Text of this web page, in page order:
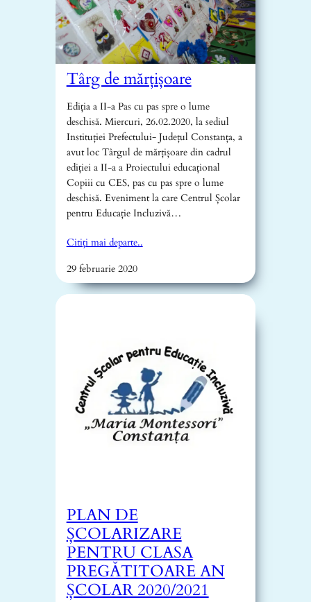
Târg de mărțișoare
Ediția a II-a Pas cu pas spre o lume
deschisă. Miercuri, 26.02.2020, la sediul
Instituției Prefectului- Județul Constanța, a
avut loc Târgul de mărțișoare din cadrul
ediției a II-a a Proiectului educațional
Copiii cu CES, pas cu pas spre o lume
deschisă. Eveniment la care Centrul Școlar
pentru Educație Incluzivă…
Citiți mai departe..
29 februarie 2020
PLAN DE
ȘCOLARIZARE
PENTRU CLASA
PREGĂTITOARE AN
ȘCOLAR 2020/2021